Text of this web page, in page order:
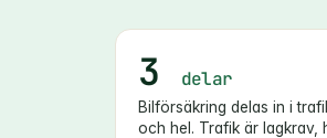
3 delar
Bilförsäkring delas in i
och hel. Trafik är lagkrav,